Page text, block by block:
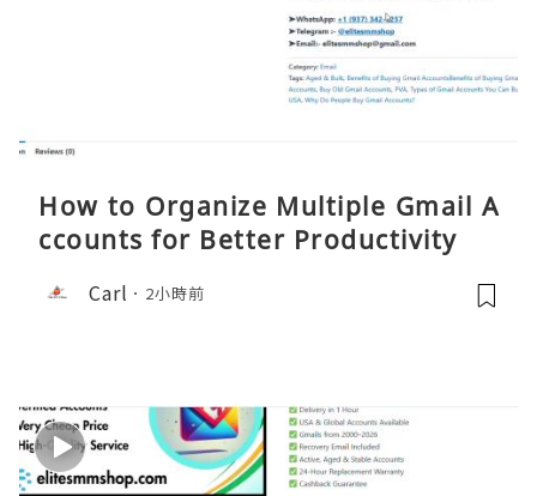
How to Organize Multiple Gmail A
ccounts for Better Productivity
Carl 2小時前